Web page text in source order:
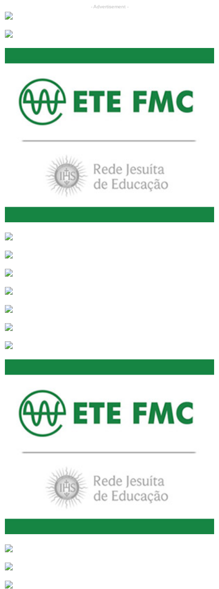
- Advertisement -